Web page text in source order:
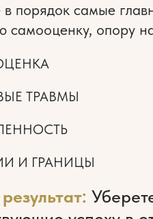
в порядок самые
самооценку, опору
И ГРАНИЦЫ
ТРАВМЫ